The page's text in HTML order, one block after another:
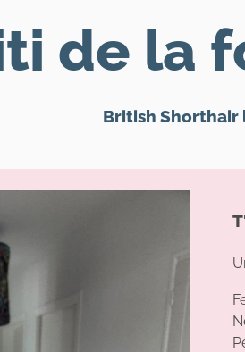
de la
British Shorthair